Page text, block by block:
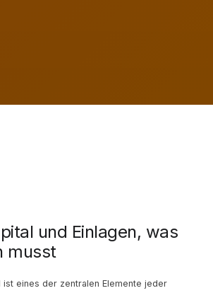
und Einlagen, was
musst
ist eines der zentralen Elemente jeder